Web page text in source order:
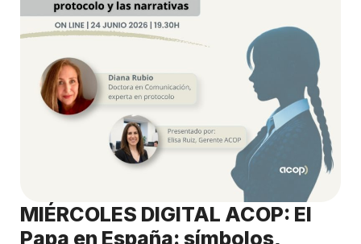
MIÉRCOLES DIGITAL ACOP: El
Papa en España: símbolos,